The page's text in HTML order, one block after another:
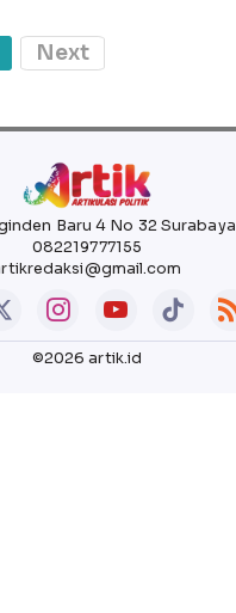
Next
Baru 4 No 32 Surabaya
082219777155
©2026 artik.id